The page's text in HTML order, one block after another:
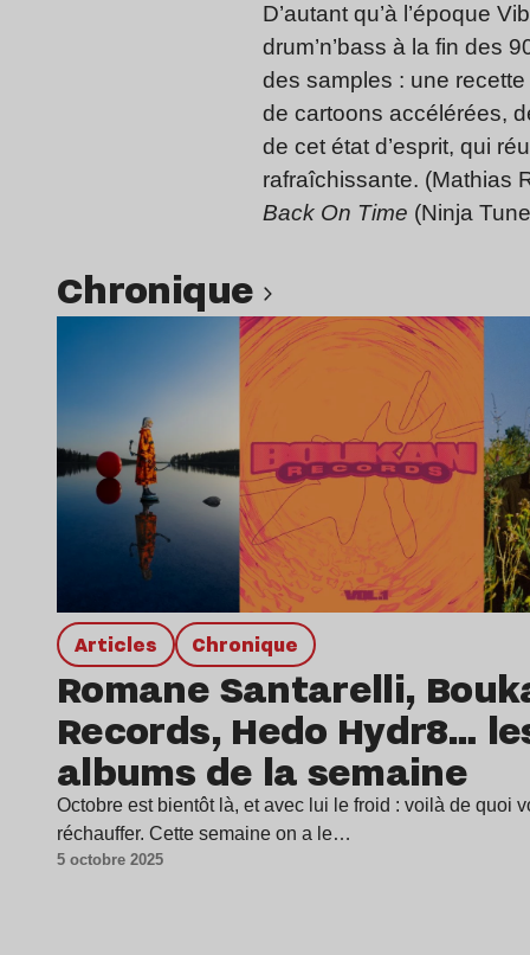
D’autant qu’à l’époque
drum’n’bass à la fin des
des samples : une recette
de cartoons accélérées,
de cet état d’esprit, qui
rafraîchissante. (Mathias
Back On Time (Ninja
chronique
Articles chronique
Romane Santarelli,
Records, Hedo Hydr8…
albums de la semaine
Octobre est bientôt là, et avec lui le froid : voilà de quoi
réchauffer. Cette semaine on a le…
5 octobre 2025
Lire l’article